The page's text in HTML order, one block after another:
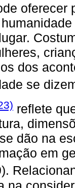
oferecer
dos
se
reflete
dão na
em